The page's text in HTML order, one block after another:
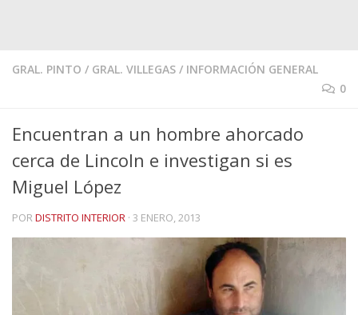
GRAL. PINTO / GRAL. VILLEGAS / INFORMACIÓN GENERAL
0
Encuentran a un hombre ahorcado
cerca de Lincoln e investigan si es
Miguel López
PORDISTRITO INTERIOR · 3 ENERO, 2013